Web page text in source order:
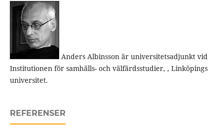
Anders Albinsson är universitetsadjunkt vid
Institutionen för samhälls- och välfärdsstudier, , Linköpings
universitet.
REFERENSER